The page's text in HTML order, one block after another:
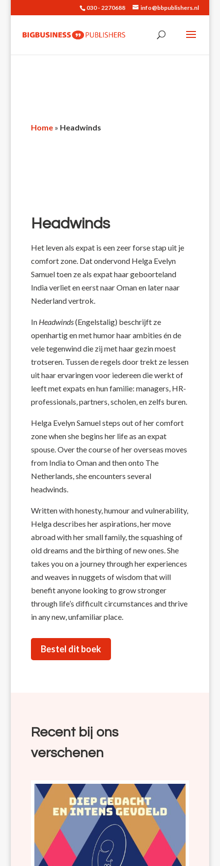
030 - 2270688 info@bbpublishers.nl
Home» Headwinds
Headwinds
Het leven als expat is een zeer forse stap uit je
comfort zone. Dat ondervond Helga Evelyn
Samuel toen ze als expat haar geboorteland
India verliet en eerst naar Oman en later naar
Nederland vertrok.
In Headwinds(Engelstalig) beschrijft ze
openhartig en met humor haar ambities én de
vele tegenwind die zij met haar gezin moest
trotseren. Tussen de regels door trekt ze lessen
uit haar ervaringen voor iedereen die werkt of
leeft met expats en hun familie: managers, HR-
professionals, partners, scholen, en zelfs buren.
Helga Evelyn Samuel steps out of her comfort
zone when she begins her life as an expat
spouse. Over the course of her overseas moves
from India to Oman and then onto The
Netherlands, she encounters several
headwinds.
Written with honesty, humour and vulnerability,
Helga describes her aspirations, her move
abroad with her small family, the squashing of
old dreams and the birthing of new ones. She
takes you on a journey through her experiences
and weaves in nuggets of wisdom that will
benefit anyone looking to grow stronger
through life’s difficult circumstances and thrive
in any new, unfamiliar place.
Bestel dit boek
Recent bij ons
verschenen